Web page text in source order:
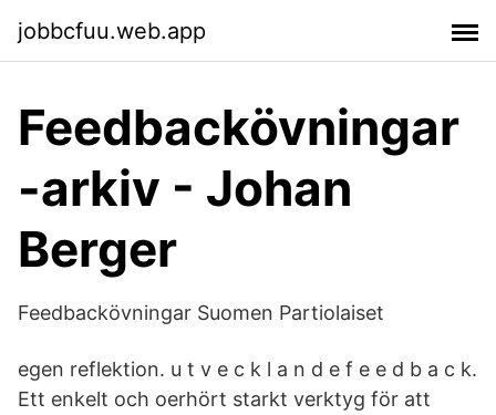
jobbcfuu.web.app
Feedbackövningar
-arkiv - Johan
Berger
Feedbackövningar Suomen Partiolaiset
egen reflektion. u t v e c k l a n d e f e e d b a c k.
Ett enkelt och oerhört starkt verktyg för att